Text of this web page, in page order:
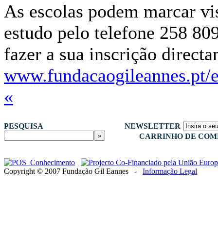
As escolas podem marcar
estudo pelo telefone 258
fazer a sua inscrição
www.fundacaogileannes.pt/
«
PESQUISA
NEWSLETTER
CARRINHO DE
Copyright © 2007 Fundação Gil Eannes - Informação Legal